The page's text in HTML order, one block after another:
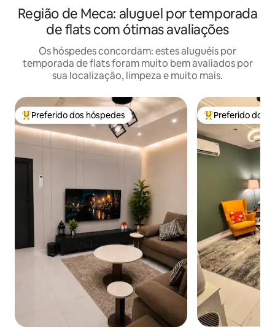
Região de Meca: aluguel por temporada
de flats com ótimas avaliações
Os hóspedes concordam: estes aluguéis por
temporada de flats foram muito bem avaliados por
sua localização, limpeza e muito mais.
Entre os melhores preferidos dos hóspedes
Preferido dos hóspedes Entre os
Preferido dos